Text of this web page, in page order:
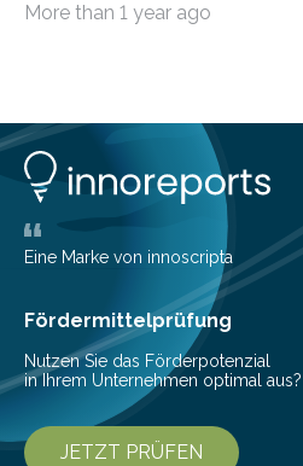
Unternehmen…
More than 1 year ago
Eine Marke von innoscripta
Fördermittelprüfung
Nutzen Sie das Förderpotenzial
in Ihrem Unternehmen optimal aus?
JETZT PRÜFEN